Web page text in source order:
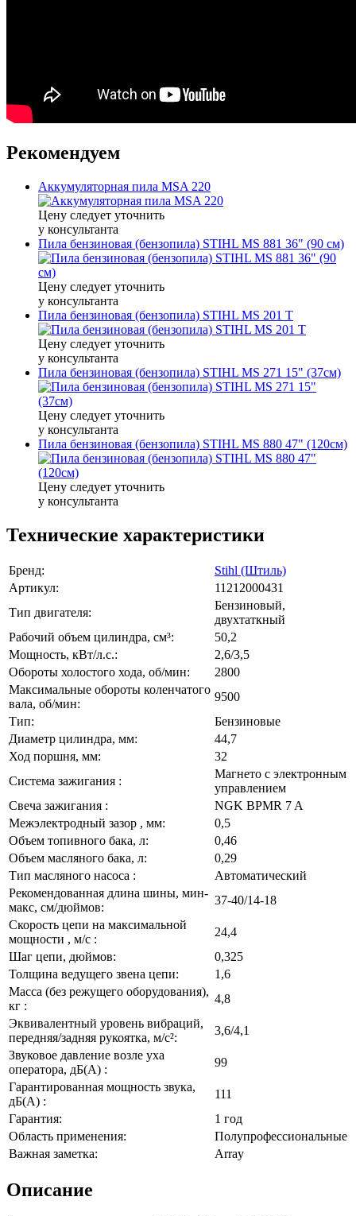
Рекомендуем
Аккумуляторная пила MSA 220
Цену следует уточнить
у консультанта
Пила бензиновая (бензопила) STIHL MS 881 36" (90 см)
Цену следует уточнить
у консультанта
Пила бензиновая (бензопила) STIHL MS 201 T
Цену следует уточнить
у консультанта
Пила бензиновая (бензопила) STIHL MS 271 15" (37см)
Цену следует уточнить
у консультанта
Пила бензиновая (бензопила) STIHL MS 880 47" (120см)
Цену следует уточнить
у консультанта
Технические характеристики
Бренд:
Stihl (Штиль)
Артикул:
11212000431
Тип двигателя:
Бензиновый,
двухтаткный
Рабочий объем цилиндра, см³:
50,2
Мощность, кВт/л.с.:
2,6/3,5
Обороты холостого хода, об/мин:
2800
Максимальные обороты коленчатого
вала, об/мин:
9500
Тип:
Бензиновые
Диаметр цилиндра, мм:
44,7
Ход поршня, мм:
32
Система зажигания :
Магнето с электронным
управлением
Свеча зажигания :
NGK BPMR 7 A
Межэлектродный зазор , мм:
0,5
Объем топивного бака, л:
0,46
Объем масляного бака, л:
0,29
Тип масляного насоса :
Автоматический
Рекомендованная длина шины, мин-
макс, см/дюймов:
37-40/14-18
Скорость цепи на максимальной
мощности , м/с :
24,4
Шаг цепи, дюймов:
0,325
Толщина ведущего звена цепи:
1,6
Масса (без режущего оборудования),
кг :
4,8
Эквивалентный уровень вибраций,
передняя/задняя рукоятка, м/с²:
3,6/4,1
Звуковое давление возле уха
оператора, дБ(А) :
99
Гарантированная мощность звука,
дБ(А) :
111
Гарантия:
1 год
Область применения:
Полупрофессиональные
Важная заметка:
Array
Описание